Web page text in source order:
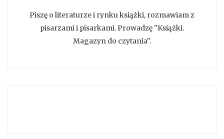
Piszę o literaturze i rynku książki, rozmawiam z
pisarzami i pisarkami. Prowadzę "Książki.
Magazyn do czytania".